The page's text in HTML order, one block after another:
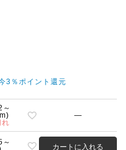
3％ポイント還元
れ
—
カートに入れる